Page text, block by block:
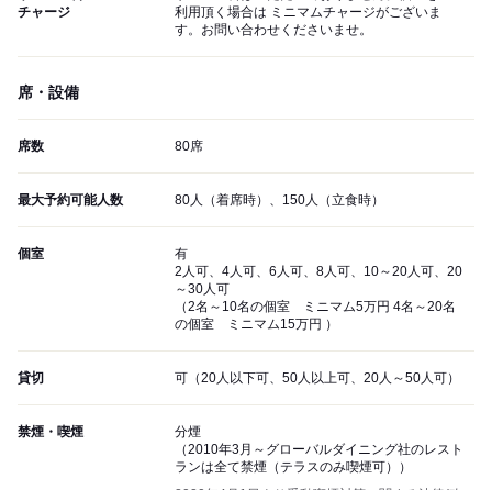
チャージ
利用頂く場合は ミニマムチャージがございま
す。お問い合わせくださいませ。
席・設備
席数 80席
最大予約可能人数 80人（着席時）、150人（立食時）
個室
有
2人可、4人可、6人可、8人可、10～20人可、20
～30人可
（2名～10名の個室 ミニマム5万円 4名～20名
の個室 ミニマム15万円 ）
貸切 可（20人以下可、50人以上可、20人～50人可）
禁煙・喫煙
分煙
（2010年3月～グローバルダイニング社のレスト
ランは全て禁煙（テラスのみ喫煙可））